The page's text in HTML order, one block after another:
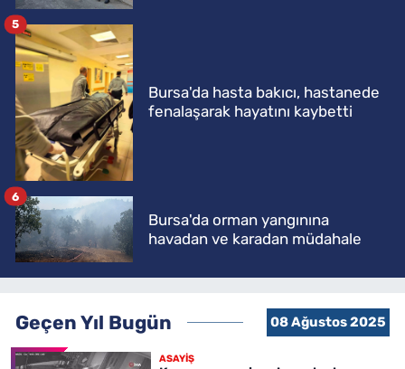
Bursa'da hasta bakıcı, hastanede
fenalaşarak hayatını kaybetti
5
Bursa'da orman yangınına
havadan ve karadan müdahale
6
Geçen Yıl Bugün 08 Ağustos 2025
ASAYİŞ